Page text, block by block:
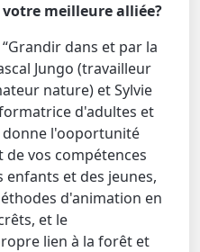
meilleure alliée?
dans et par la
Jungo (travailleur
nature) et Sylvie
d'adultes et
l'ooportunité
vos compétences
et des jeunes,
d'animation en
et le
lien à la forêt et